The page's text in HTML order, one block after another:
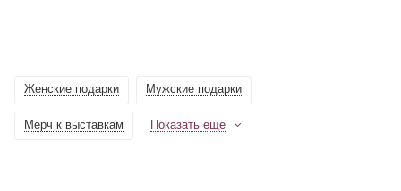
Женские подарки Мужские подарки
Мерч к выставкам Показать еще